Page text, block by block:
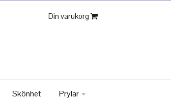
Din varukorg
Skönhet Prylar